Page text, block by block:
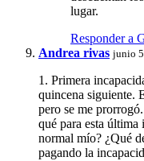
lugar.
Responder a
Andrea rivas junio
1. Primera
quincena siguiente.
pero se me
qué para esta
normal mío? ¿Qué
pagando la